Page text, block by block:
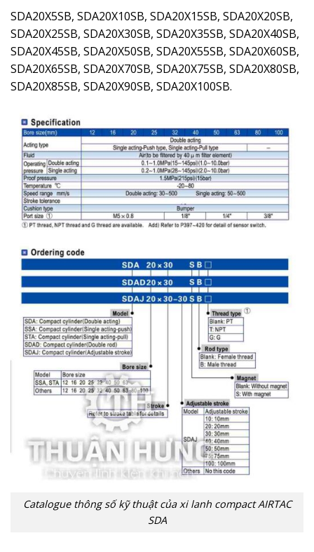
SDA20X5SB, SDA20X10SB, SDA20X15SB, SDA20X20SB,
SDA20X25SB, SDA20X30SB, SDA20X35SB, SDA20X40SB,
SDA20X45SB, SDA20X50SB, SDA20X55SB, SDA20X60SB,
SDA20X65SB, SDA20X70SB, SDA20X75SB, SDA20X80SB,
SDA20X85SB, SDA20X90SB, SDA20X100SB.
Catalogue thông số kỹ thuật của xi lanh compact AIRTAC
SDA